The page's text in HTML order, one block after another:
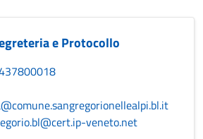
e Protocollo
veneto.net